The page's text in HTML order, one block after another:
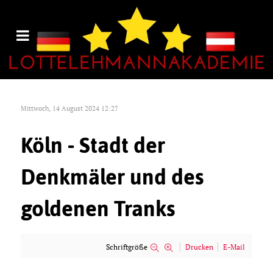
Mittwoch, 14 August 2024 12:27
Köln - Stadt der
Denkmäler und des
goldenen Tranks
Schriftgröße Drucken E-Mail